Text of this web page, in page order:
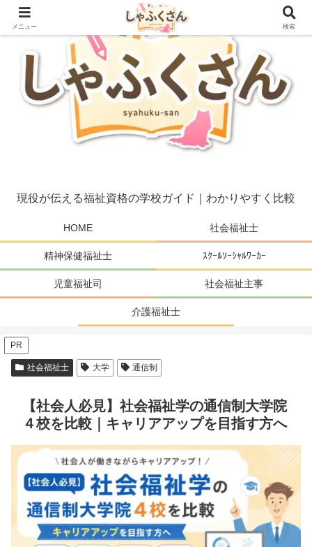
現役が伝える福祉資格の学校ガイド｜わかりやすく比較
HOME 社会福祉士
精神保健福祉士 ｽｸｰﾙｿｰｼｬﾙﾜｰｶｰ
児童福祉司 社会福祉主事
介護福祉士
PR
社会福祉士 大学 通信制
【社会人必見】社会福祉学の通信制大学院
４校を比較｜キャリアアップを目指す方へ
メニュー 検索